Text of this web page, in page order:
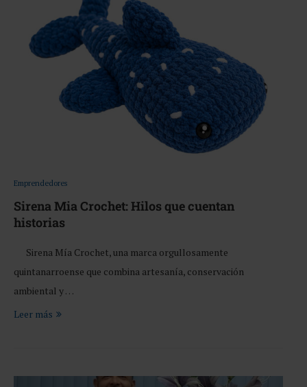
Emprendedores
Sirena Mia Crochet: Hilos que cuentan
historias
Sirena Mía Crochet, una marca orgullosamente
quintanarroense que combina artesanía, conservación
ambiental y …
Leer más